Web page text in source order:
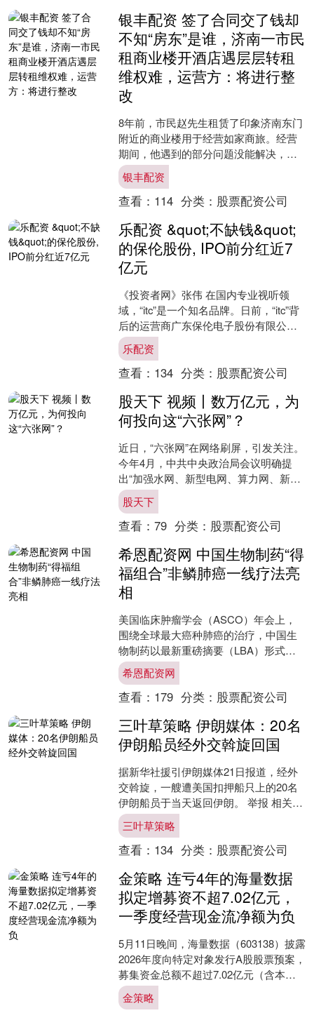
银丰配资 签了合同交了钱却
不知“房东”是谁，济南一市民
租商业楼开酒店遇层层转租
维权难，运营方：将进行整
改
8年前，市民赵先生租赁了印象济南东门
附近的商业楼用于经营如家商旅。经营
期间，他遇到的部分问题没能解决，其
物业费也从合同约定的每年20余万元增
至40余万元。由此，....
银丰配资
查看： 114 分类： 股票配资公司
乐配资 &quot;不缺钱&quot;
的保伦股份, IPO前分红近7
亿元
《投资者网》张伟 在国内专业视听领
域，“itc”是一个知名品牌。日前，“itc”背
后的运营商广东保伦电子股份有限公司
（下称“保伦股份”或“公司”）递交《招股
书》....
乐配资
查看： 134 分类： 股票配资公司
股天下 视频丨数万亿元，为
何投向这“六张网”？
近日，“六张网”在网络刷屏，引发关注。
今年4月，中共中央政治局会议明确提
出“加强水网、新型电网、算力网、新一
代通信网、城市地下管网、物流网等规
划建设”。此后，....
股天下
查看： 79 分类： 股票配资公司
希恩配资网 中国生物制药“得
福组合”非鳞肺癌一线疗法亮
相
美国临床肿瘤学会（ASCO）年会上，
围绕全球最大癌种肺癌的治疗，中国生
物制药以最新重磅摘要（LBA）形式，
公布了“得福组合”（贝莫苏拜单抗+安罗
替尼胶囊）一线治....
希恩配资网
查看： 179 分类： 股票配资公司
三叶草策略 伊朗媒体：20名
伊朗船员经外交斡旋回国
据新华社援引伊朗媒体21日报道，经外
交斡旋，一艘遭美国扣押船只上的20名
伊朗船员于当天返回伊朗。 举报 相关阅
读 首届“杰出外交使者奖章”获奖名单公
布 首届“杰....
三叶草策略
查看： 134 分类： 股票配资公司
金策略 连亏4年的海量数据
拟定增募资不超7.02亿元，
一季度经营现金流净额为负
5月11日晚间，海量数据（603138）披露
2026年度向特定对象发行A股股票预案，
募集资金总额不超过7.02亿元（含本
数），扣除相关发行费用后约4.89亿元
用....
金策略